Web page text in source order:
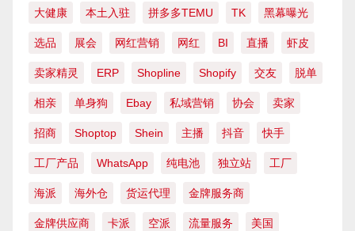
大健康 本土入驻 拼多多TEMU TK 黑幕曝光
选品 展会 网红营销 网红 BI 直播 虾皮
卖家精灵 ERP Shopline Shopify 交友 脱单
相亲 单身狗 Ebay 私域营销 协会 卖家
招商 Shoptop Shein 主播 抖音 快手
工厂产品 WhatsApp 纯电池 独立站 工厂
海派 海外仓 货运代理 金牌服务商
金牌供应商 卡派 空派 流量服务 美国